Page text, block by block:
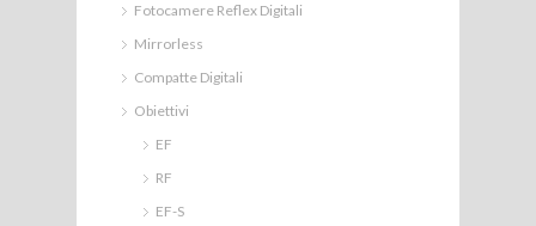
Fotocamere Reflex Digitali
Mirrorless
Compatte Digitali
Obiettivi
EF
RF
EF-S